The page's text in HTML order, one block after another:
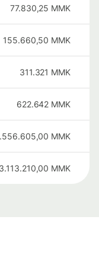
77.830,25 MMK
155.660,50 MMK
311.321 MMK
622.642 MMK
MMK
3.113.210,00 MMK